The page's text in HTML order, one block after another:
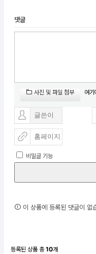
댓글
이 상품에 등록된 댓글이 없
사진 및 파일 첨부 여
비밀글 기능
등록된 상품 총10개